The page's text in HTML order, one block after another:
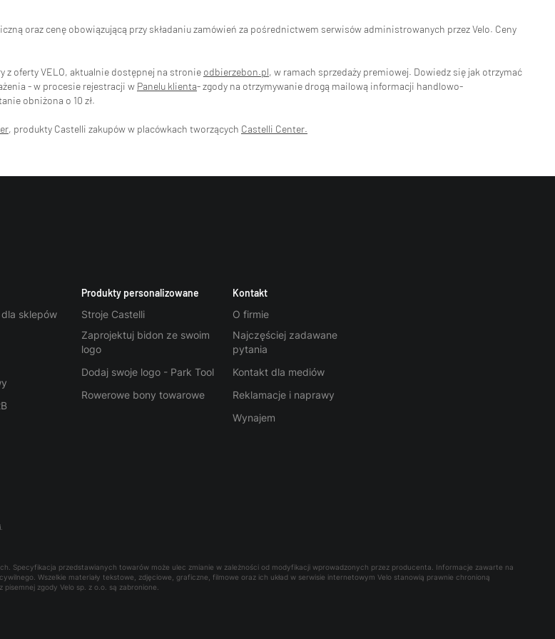
oraz cenę obowiązującą przy składaniu zamówień za pośrednictwem serwisów administrowanych przez Velo. Ceny
z oferty VELO, aktualnie dostępnej na stronie odbierzebon.pl, w ramach sprzedaży premiowej. Dowiedz się jak otrzymać
- w procesie rejestracji w Panelu klienta- zgody na otrzymywanie drogą mailową informacji handlowo-
obniżona o 10 zł.
, produkty Castelli zakupów w placówkach tworzących Castelli Center.
sklepów
Produkty personalizowane
Stroje Castelli
Zaprojektuj bidon ze swoim
logo
Dodaj swoje logo - Park Tool
Rowerowe bony towarowe
Kontakt
O firmie
Najczęściej zadawane
pytania
Kontakt dla mediów
Reklamacje i naprawy
Wynajem
Specyfikacja przedstawianych towarów może ulec zmianie w zależności od modyfikacji wprowadzonych przez producenta. Informacje zawarte na
Wszelkie materiały tekstowe, zdjęciowe, graficzne, filmowe oraz ich układ w serwisie internetowym Velo stanowią prawnie chronioną
zgody Velo sp. z o.o. są zabronione.